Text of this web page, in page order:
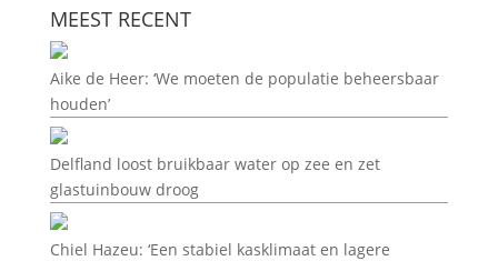
MEEST RECENT
Aike de Heer: ‘We moeten de populatie beheersbaar
houden’
Delfland loost bruikbaar water op zee en zet
glastuinbouw droog
Chiel Hazeu: ‘Een stabiel kasklimaat en lagere